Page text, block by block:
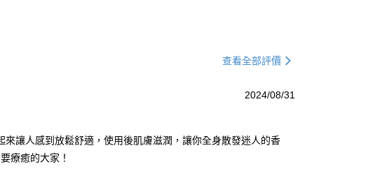
查看全部評價
2024/08/31
讓人感到放鬆舒適，使用後肌膚滋潤，讓你全身散發迷人的香
療癒的大家！